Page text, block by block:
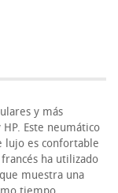
y más
Este neumático
lujo es confortable
ha utilizado
muestra una